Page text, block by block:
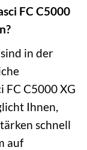
FC C5000
in der
FC C5000 XG
Ihnen,
schnell
auf